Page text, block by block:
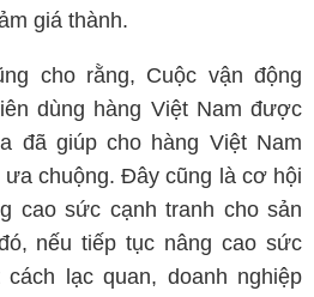
giá thành.
cho rằng, Cuộc vận động
dùng hàng Việt Nam được
đã giúp cho hàng Việt Nam
chuộng. Đây cũng là cơ hội
cao sức cạnh tranh cho sản
nếu tiếp tục nâng cao sức
lạc quan, doanh nghiệp